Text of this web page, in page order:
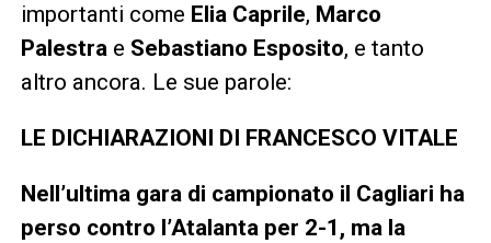
importanti come Elia Caprile, Marco
Palestrae Sebastiano Esposito, e tanto
altro ancora. Le sue parole:
LE DICHIARAZIONI DI FRANCESCO VITALE
Nell’ultima gara di campionato il Cagliari ha
perso contro l’Atalanta per 2-1, ma la